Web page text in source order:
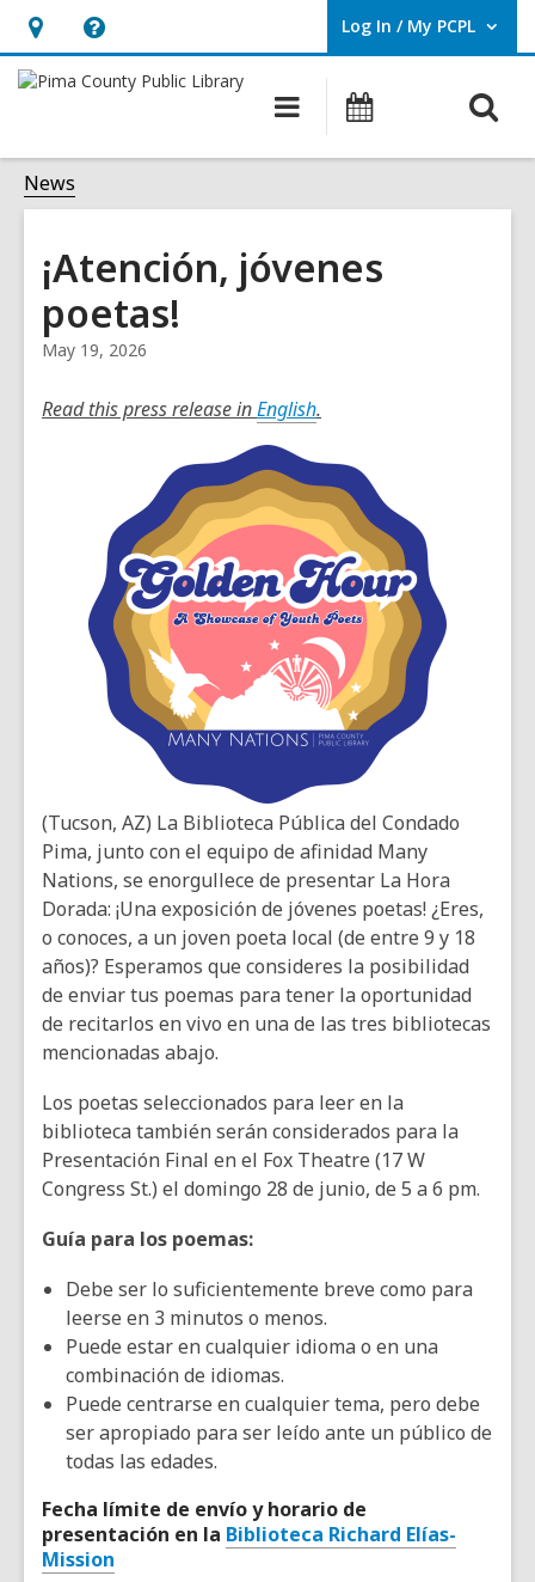
Hours
&
opens
an
Help,
opens
overlay
Log In / My PCPL
User Log In / My PCPL.
Main
navigation
News
¡Atención, jóvenes
poetas!
May 19, 2026
Read this press release inEnglish.
(Tucson, AZ) La Biblioteca Pública del Condado
Pima, junto con el equipo de afinidad Many
Nations, se enorgullece de presentar La Hora
Dorada: ¡Una exposición de jóvenes poetas! ¿Eres,
o conoces, a un joven poeta local (de entre 9 y 18
años)? Esperamos que consideres la posibilidad
de enviar tus poemas para tener la oportunidad
de recitarlos en vivo en una de las tres bibliotecas
mencionadas abajo.
Los poetas seleccionados para leer en la
biblioteca también serán considerados para la
Presentación Final en el Fox Theatre (17 W
Congress St.) el domingo 28 de junio, de 5 a 6 pm.
Guía para los poemas:
Debe ser lo suficientemente breve como para
leerse en 3 minutos o menos.
Puede estar en cualquier idioma o en una
combinación de idiomas.
Puede centrarse en cualquier tema, pero debe
ser apropiado para ser leído ante un público de
todas las edades.
Fecha límite de envío y horario de
presentación en la Biblioteca Richard Elías-
Mission